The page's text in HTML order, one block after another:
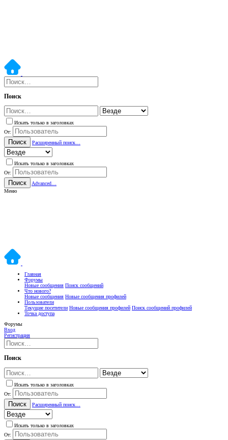
Поиск
Искать только в заголовках
От:
Поиск Расширенный поиск…
Искать только в заголовках
От:
Поиск
Advanced…
Меню
Главная
Форумы
Новые сообщения Поиск сообщений
Что нового?
Новые сообщения Новые сообщения профилей
Пользователи
Текущие посетители Новые сообщения профилей Поиск сообщений профилей
Точка доступа
Форумы
Вход
Регистрация
Поиск
Искать только в заголовках
От:
Поиск Расширенный поиск…
Искать только в заголовках
От: